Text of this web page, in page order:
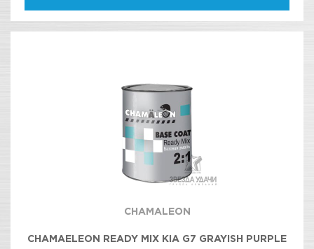
CHAMALEON
CHAMAELEON READY MIX KIA G7 GRAYISH PURPLE